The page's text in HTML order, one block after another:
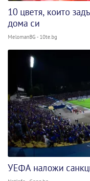
10 цветя, които
дома си
MelomanBG - 10te.bg
УЕФА наложи